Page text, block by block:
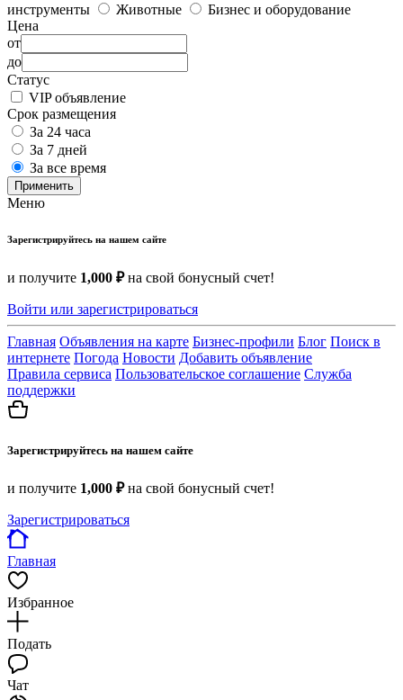
инструменты
Животные
Бизнес и оборудование
Цена
от
до
Статус
VIP объявление
Срок размещения
За 24 часа
За 7 дней
За все время
Применить
Меню
Зарегистрируйтесь на нашем сайте
и получите 1,000 ₽на свой бонусный счет!
Войти или зарегистрироваться
Главная Объявления на карте Бизнес-профили Блог Поиск в
интернете Погода Новости Добавить объявление
Правила сервиса Пользовательское соглашение Служба
поддержки
Зарегистрируйтесь на нашем сайте
и получите 1,000 ₽на свой бонусный счет!
Зарегистрироваться
Главная
Избранное
Подать
Чат